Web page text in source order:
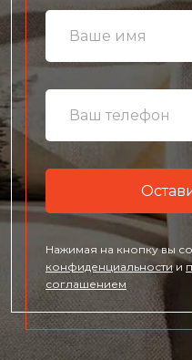
Нажимая на кнопку вы
конфиденциальностии
соглашением